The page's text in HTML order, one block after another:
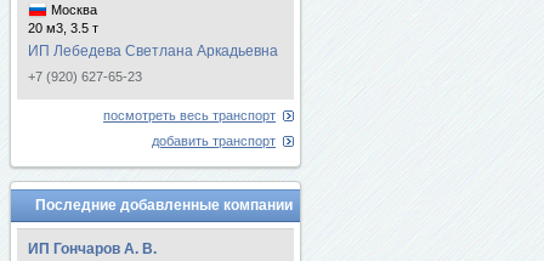
Москва
20 м3, 3.5 т
ИП Лебедева Светлана Аркадьевна
+7 (920) 627-65-23
посмотреть весь транспорт
добавить транспорт
Последние добавленные компании
ИП Гончаров А. В.